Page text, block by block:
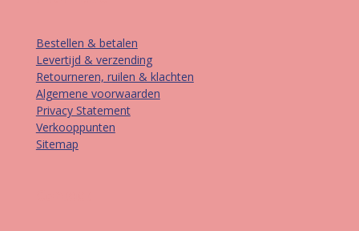
Bestellen & betalen
Levertijd & verzending
Retourneren, ruilen & klachten
Algemene voorwaarden
Privacy Statement
Verkooppunten
Sitemap